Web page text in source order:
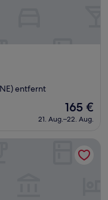
entfernt
Der
Preis
beträgt
165 €
21. Aug.–22. Aug.